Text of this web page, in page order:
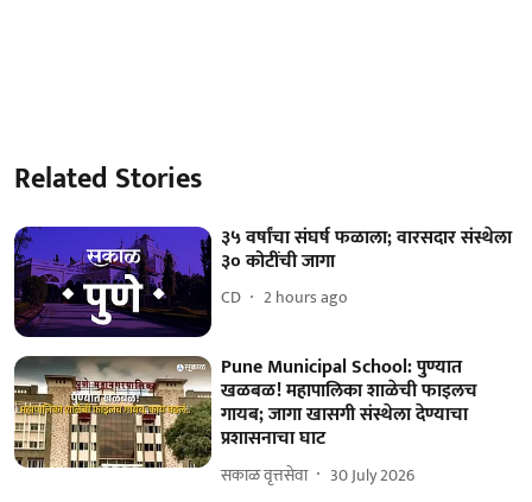
Related Stories
३५ वर्षांचा संघर्ष फळाला; वारसदार संस्थेला
३० कोटींची जागा
CD 2 hours ago
Pune Municipal School: पुण्यात
खळबळ! महापालिका शाळेची फाइलच
गायब; जागा खासगी संस्थेला देण्याचा
प्रशासनाचा घाट
सकाळ वृत्तसेवा 30 July 2026